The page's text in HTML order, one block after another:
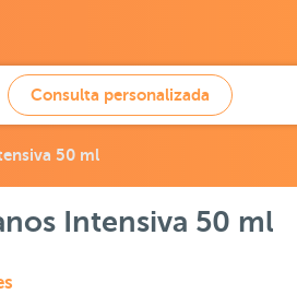
Consulta personalizada
50 ml
Intensiva 50 ml